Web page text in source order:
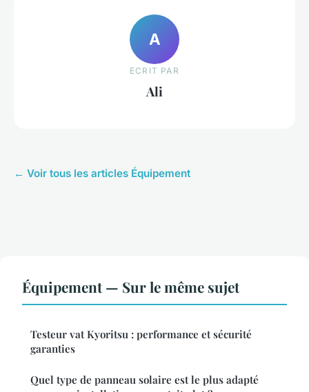
A
ECRIT PAR
Ali
← Voir tous les articles Équipement
Équipement — Sur le même sujet
Testeur vat Kyoritsu : performance et sécurité
garanties
Quel type de panneau solaire est le plus adapté